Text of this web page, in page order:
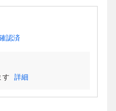
認済
す 詳細